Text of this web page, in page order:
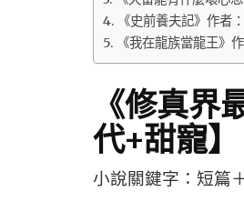
《史前養夫記》作者
《我在龍族當龍王》
《修真界
代+甜寵】
小說關鍵字：短篇